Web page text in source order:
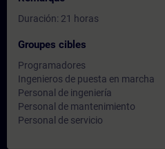
Duración: 21 horas
Groupes cibles
Programadores
Ingenieros de puesta en marcha
Personal de ingeniería
Personal de mantenimiento
Personal de servicio